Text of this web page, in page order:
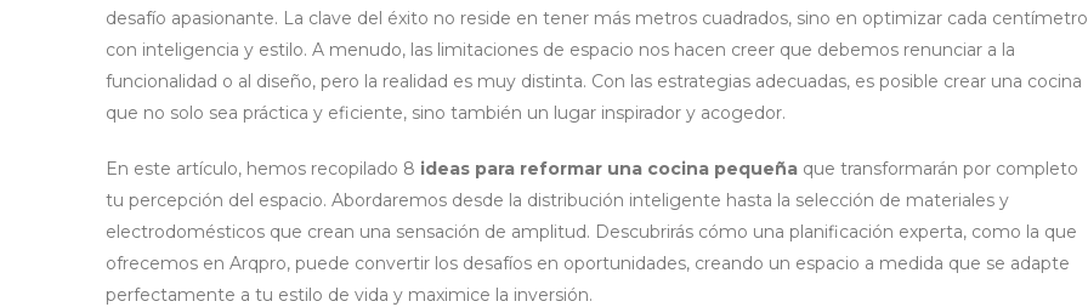
desafío apasionante. La clave del éxito no reside en tener más metros cuadrados, sino en optimizar cada centímetro
con inteligencia y estilo. A menudo, las limitaciones de espacio nos hacen creer que debemos renunciar a la
funcionalidad o al diseño, pero la realidad es muy distinta. Con las estrategias adecuadas, es posible crear una cocina
que no solo sea práctica y eficiente, sino también un lugar inspirador y acogedor.
En este artículo, hemos recopilado 8 ideas para reformar una cocina pequeña que transformarán por completo
tu percepción del espacio. Abordaremos desde la distribución inteligente hasta la selección de materiales y
electrodomésticos que crean una sensación de amplitud. Descubrirás cómo una planificación experta, como la que
ofrecemos en Arqpro, puede convertir los desafíos en oportunidades, creando un espacio a medida que se adapte
perfectamente a tu estilo de vida y maximice la inversión.